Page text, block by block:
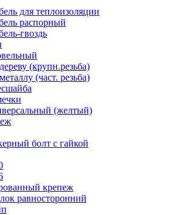
для теплоизоляции
распорный
гвоздь
(крупн.резьба)
(част. резьба)
(желтый)
болт с гайкой
крепеж
равносторонний